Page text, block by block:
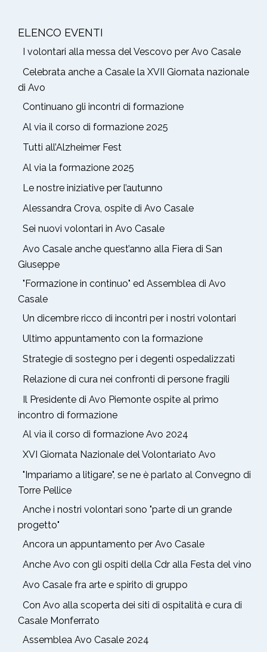
ELENCO EVENTI
I volontari alla messa del Vescovo per Avo Casale
Celebrata anche a Casale la XVII Giornata nazionale
di Avo
Continuano gli incontri di formazione
Al via il corso di formazione 2025
Tutti all’Alzheimer Fest
Al via la formazione 2025
Le nostre iniziative per l’autunno
Alessandra Crova, ospite di Avo Casale
Sei nuovi volontari in Avo Casale
Avo Casale anche quest’anno alla Fiera di San
Giuseppe
"Formazione in continuo" ed Assemblea di Avo
Casale
Un dicembre ricco di incontri per i nostri volontari
Ultimo appuntamento con la formazione
Strategie di sostegno per i degenti ospedalizzati
Relazione di cura nei confronti di persone fragili
Il Presidente di Avo Piemonte ospite al primo
incontro di formazione
Al via il corso di formazione Avo 2024
XVI Giornata Nazionale del Volontariato Avo
"Impariamo a litigare", se ne è parlato al Convegno di
Torre Pellice
Anche i nostri volontari sono "parte di un grande
progetto"
Ancora un appuntamento per Avo Casale
Anche Avo con gli ospiti della Cdr alla Festa del vino
Avo Casale fra arte e spirito di gruppo
Con Avo alla scoperta dei siti di ospitalità e cura di
Casale Monferrato
Assemblea Avo Casale 2024